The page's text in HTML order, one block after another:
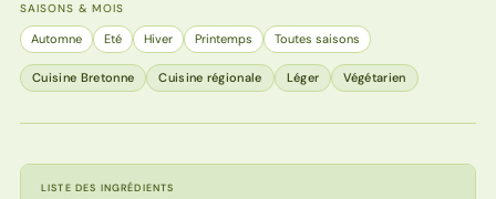
SAISONS & MOIS
Automne Eté Hiver Printemps Toutes saisons
Cuisine Bretonne Cuisine régionale Léger Végétarien
LISTE DES INGRÉDIENTS